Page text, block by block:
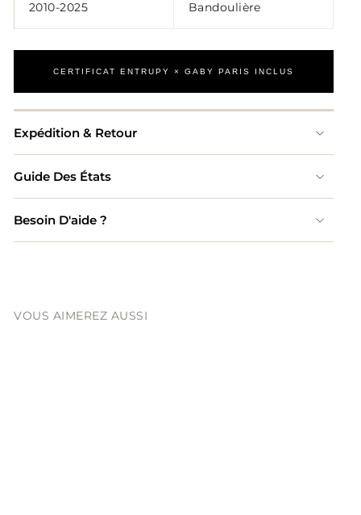
2010-2025 Bandoulière
CERTIFICAT ENTRUPY × GABY PARIS INCLUS
Expédition & Retour
Guide Des États
Besoin D'aide ?
VOUS AIMEREZ AUSSI